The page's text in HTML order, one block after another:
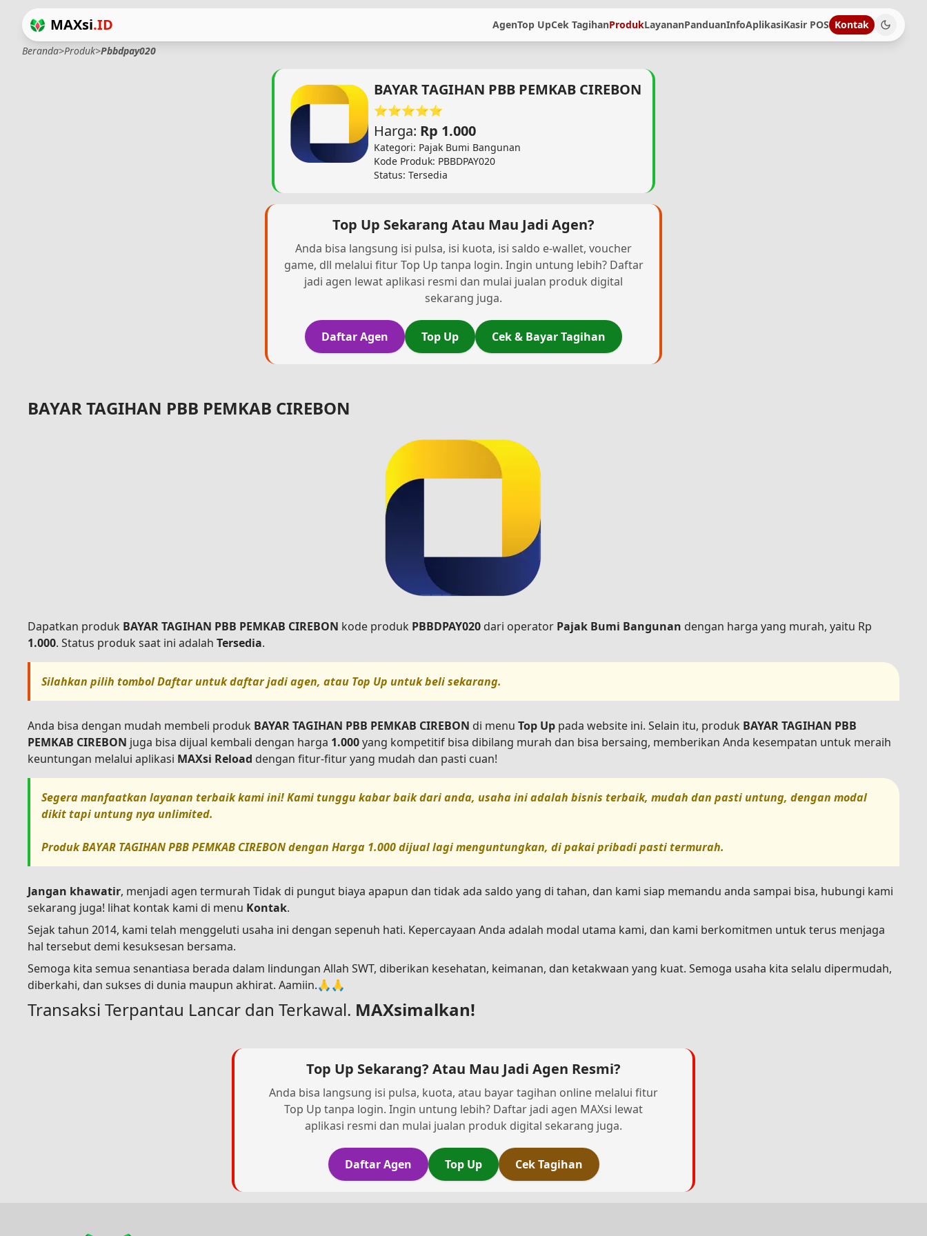
MAXsi.ID AgenTop UpCek TagihanProdukLayananPanduanInfoAplikasiKasir POS Kontak
Beranda>Produk>Pbbdpay020
BAYAR TAGIHAN PBB PEMKAB CIREBON
⭐⭐⭐⭐⭐
Harga: Rp 1.000
Kategori: Pajak Bumi Bangunan
Kode Produk: PBBDPAY020
Status: Tersedia
Top Up Sekarang Atau Mau Jadi Agen?
Anda bisa langsung isi pulsa, isi kuota, isi saldo e-wallet, voucher
game, dll melalui fitur Top Up tanpa login. Ingin untung lebih? Daftar
jadi agen lewat aplikasi resmi dan mulai jualan produk digital
sekarang juga.
Daftar Agen Top Up Cek & Bayar Tagihan
BAYAR TAGIHAN PBB PEMKAB CIREBON
Dapatkan produk BAYAR TAGIHAN PBB PEMKAB CIREBON kode produk PBBDPAY020 dari operator Pajak Bumi Bangunan dengan harga yang murah, yaitu Rp
1.000. Status produk saat ini adalah Tersedia.
Silahkan pilih tombolDaftaruntuk daftar jadi agen, atau Top Up untuk beli sekarang.
Anda bisa dengan mudah membeli produk BAYAR TAGIHAN PBB PEMKAB CIREBON di menu Top Up pada website ini. Selain itu, produk BAYAR TAGIHAN PBB
PEMKAB CIREBON juga bisa dijual kembali dengan harga 1.000yang kompetitif bisa dibilang murah dan bisa bersaing, memberikan Anda kesempatan untuk meraih
keuntungan melalui aplikasi MAXsi Reload dengan fitur-fitur yang mudah dan pasti cuan!
Segera manfaatkan layanan terbaik kami ini! Kami tunggu kabar baik dari anda, usaha ini adalah bisnis terbaik, mudah dan pasti untung, dengan modal
dikit tapi untung nya unlimited.
ProdukBAYAR TAGIHAN PBB PEMKAB CIREBONdengan Harga 1.000dijual lagi menguntungkan, di pakai pribadi pasti termurah.
Jangan khawatir, menjadi agen termurah Tidak di pungut biaya apapun dan tidak ada saldo yang di tahan, dan kami siap memandu anda sampai bisa, hubungi kami
sekarang juga! lihat kontak kami di menu Kontak.
Sejak tahun 2014, kami telah menggeluti usaha ini dengan sepenuh hati. Kepercayaan Anda adalah modal utama kami, dan kami berkomitmen untuk terus menjaga
hal tersebut demi kesuksesan bersama.
Semoga kita semua senantiasa berada dalam lindungan Allah SWT, diberikan kesehatan, keimanan, dan ketakwaan yang kuat. Semoga usaha kita selalu dipermudah,
diberkahi, dan sukses di dunia maupun akhirat. Aamiin.🙏🙏
Transaksi Terpantau Lancar dan Terkawal. MAXsimalkan!
Top Up Sekarang? Atau Mau Jadi Agen Resmi?
Anda bisa langsung isi pulsa, kuota, atau bayar tagihan online melalui fitur
Top Up tanpa login. Ingin untung lebih? Daftar jadi agen MAXsi lewat
aplikasi resmi dan mulai jualan produk digital sekarang juga.
Daftar Agen Top Up Cek Tagihan